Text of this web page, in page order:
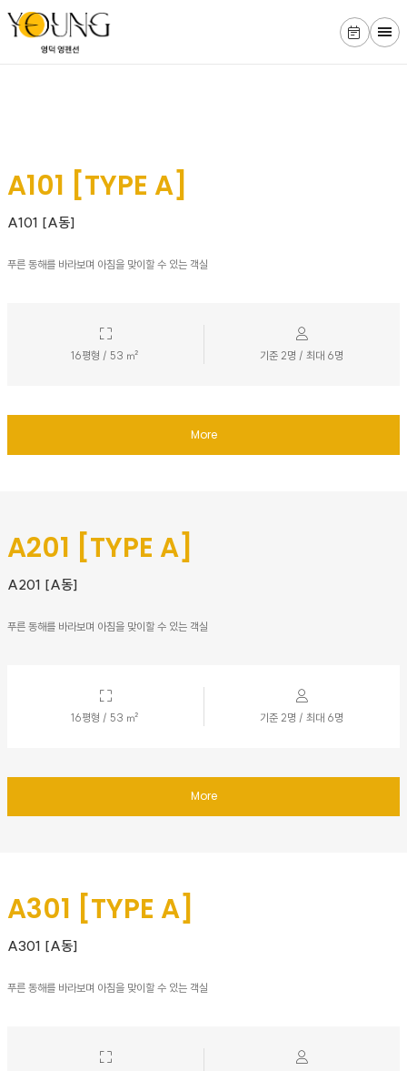
A101 [TYPE A]
A101 [A동]
푸른 동해를 바라보며 아침을 맞이할 수 있는 객실
16평형 / 53 ㎡ 기준 2명 / 최대 6명
More
A201 [TYPE A]
A201 [A동]
푸른 동해를 바라보며 아침을 맞이할 수 있는 객실
16평형 / 53 ㎡ 기준 2명 / 최대 6명
More
A301 [TYPE A]
A301 [A동]
푸른 동해를 바라보며 아침을 맞이할 수 있는 객실